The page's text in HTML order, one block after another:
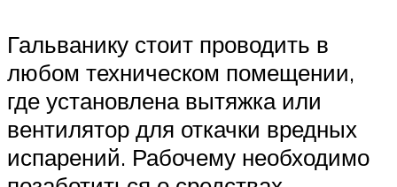
Гальванику стоит проводить в
любом техническом помещении,
где установлена вытяжка или
вентилятор для откачки вредных
испарений. Рабочему необходимо